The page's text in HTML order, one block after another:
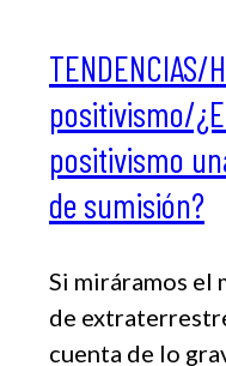
positivismo/
positivismo
de sumisión?
Si miráramos el
de
cuenta de lo